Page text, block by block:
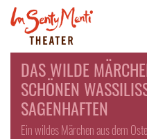
DAS WILDE
SCHÖNEN
SAGENHAFTEN
Ein wildes Märchen aus dem